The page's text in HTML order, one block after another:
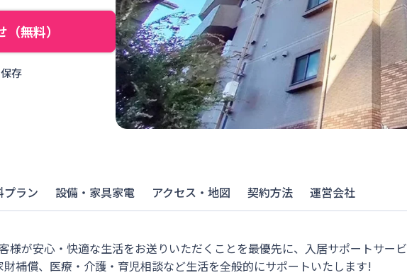
無料）
存
プラン 設備・家具家電 アクセス・地図 契約方法 運営会社
様が安心・快適な生活をお送りいただくことを最優先に、入居サポートサー
補償、医療・介護・育児相談など生活を全般的にサポートいたします!